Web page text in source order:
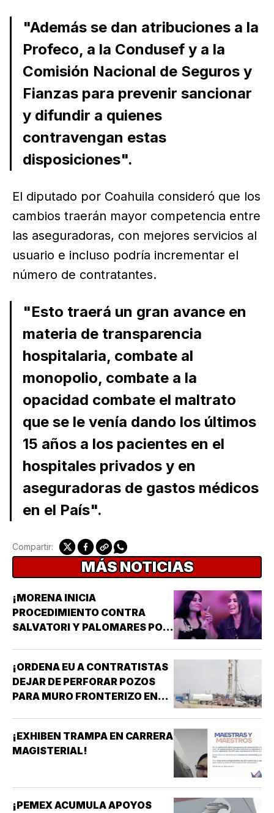
"Además se dan atribuciones a la
Profeco, a la Condusef y a la
Comisión Nacional de Seguros y
Fianzas para prevenir sancionar
y difundir a quienes
contravengan estas
disposiciones".
El diputado por Coahuila consideró que los
cambios traerán mayor competencia entre
las aseguradoras, con mejores servicios al
usuario e incluso podría incrementar el
número de contratantes.
"Esto traerá un gran avance en
materia de transparencia
hospitalaria, combate al
monopolio, combate a la
opacidad combate el maltrato
que se le venía dando los últimos
15 años a los pacientes en el
hospitales privados y en
aseguradoras de gastos médicos
en el País".
Compartir:
MÁS NOTICIAS
¡MORENA INICIA
PROCEDIMIENTO CONTRA
SALVATORI Y PALOMARES POR
¡ORDENA EU A CONTRATISTAS
DEJAR DE PERFORAR POZOS
PARA MURO FRONTERIZO EN
¡EXHIBEN TRAMPA EN CARRERA
MAGISTERIAL!
¡PEMEX ACUMULA APOYOS